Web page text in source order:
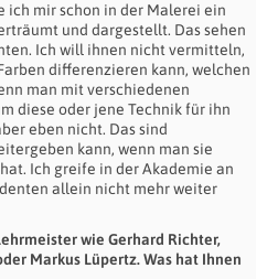
ich mir schon in der Malerei ein
und dargestellt. Das sehen
Ich will ihnen nicht vermitteln,
differenzieren kann, welchen
man mit verschiedenen
diese oder jene Technik für ihn
eben nicht. Das sind
kann, wenn man sie
Ich greife in der Akademie an
allein nicht mehr weiter
wie Gerhard Richter,
Markus Lüpertz. Was hat Ihnen